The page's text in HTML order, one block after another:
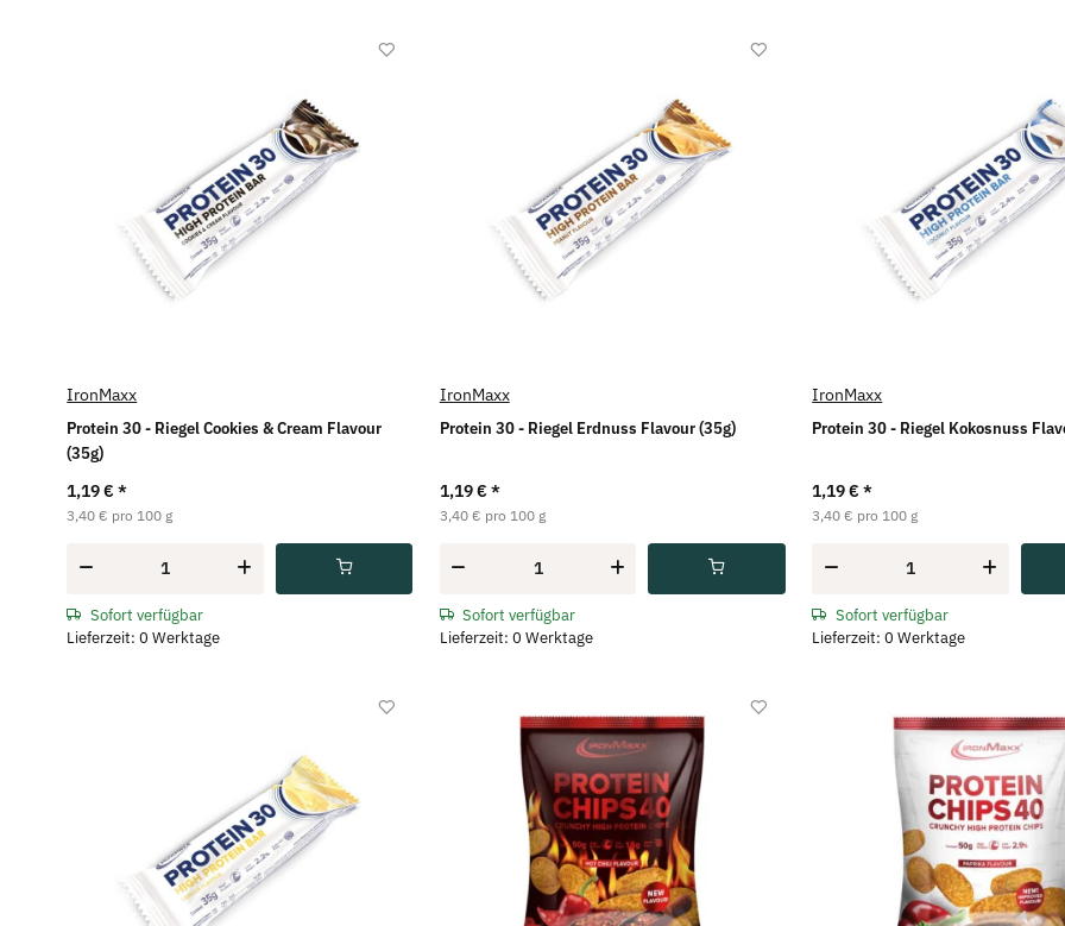
IronMaxx
Protein 30 - Riegel Cookies & Cream Flavour
(35g)
1,19 €*
3,40 € pro 100 g
Sofort verfügbar
Lieferzeit: 0 Werktage
IronMaxx
Protein 30 - Riegel Erdnuss Flavour (35g)
1,19 € *
3,40 € pro 100 g
Sofort verfügbar
Lieferzeit: 0 Werktage
IronMaxx
Protein 30 - Riegel Kokosnuss
1,19 €*
3,40 € pro 100 g
Sofort verfügbar
Lieferzeit: 0 Werktage